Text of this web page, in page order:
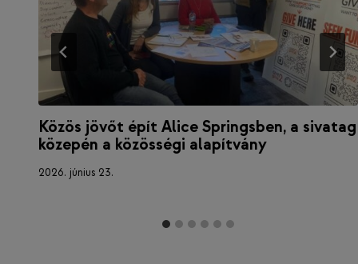
Közös jövőt épít Alice Springsben, a sivatag
közepén a közösségi alapítvány
2026. június 23.